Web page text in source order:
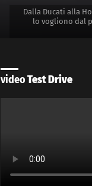
Dalla Ducati alla
lo vogliono dal
videoTest Drive